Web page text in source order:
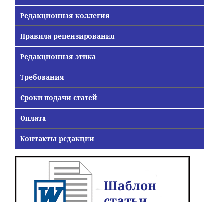
Редакционная коллегия
Правила рецензирования
Редакционная этика
Требования
Сроки подачи статей
Оплата
Контакты редакции